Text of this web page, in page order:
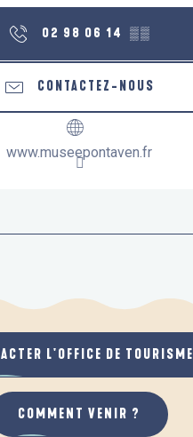
02 98 06 14 ▒▒
CONTACTEZ-NOUS
www.museepontaven.fr
L'OFFICE DE TOURISME
COMMENT VENIR ?